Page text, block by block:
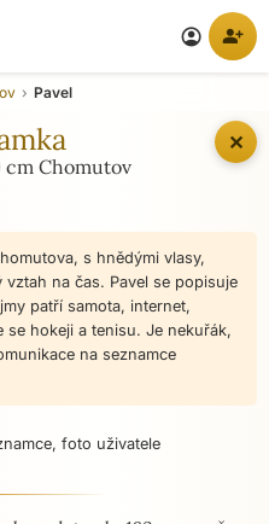
account_circle person_add
✕
Pavel
cm Chomutov
s hnědými vlasy,
na čas. Pavel se popisuje
patří samota, internet,
hokeji a tenisu. Je nekuřák,
na seznamce